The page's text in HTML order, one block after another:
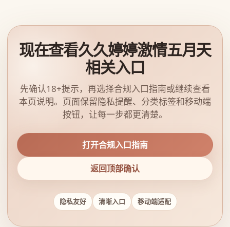
现在查看久久婷婷激情五月天
相关入口
先确认18+提示，再选择合规入口指南或继续查看
本页说明。页面保留隐私提醒、分类标签和移动端
按钮，让每一步都更清楚。
打开合规入口指南
返回顶部确认
隐私友好 清晰入口 移动端适配